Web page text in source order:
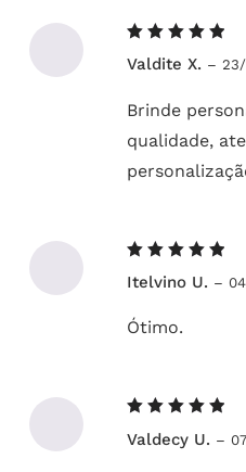
5de 5
Valdite X. –
Brinde
qualidade,
5de 5
Itelvino U. –
Ótimo.
5de 5
Valdecy U. –